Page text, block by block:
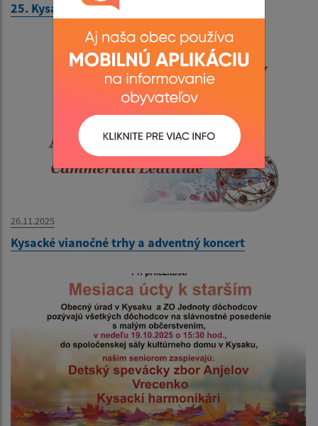
25. Kysacký ples
26.11.2025
Kysacké vianočné trhy a adventný koncert